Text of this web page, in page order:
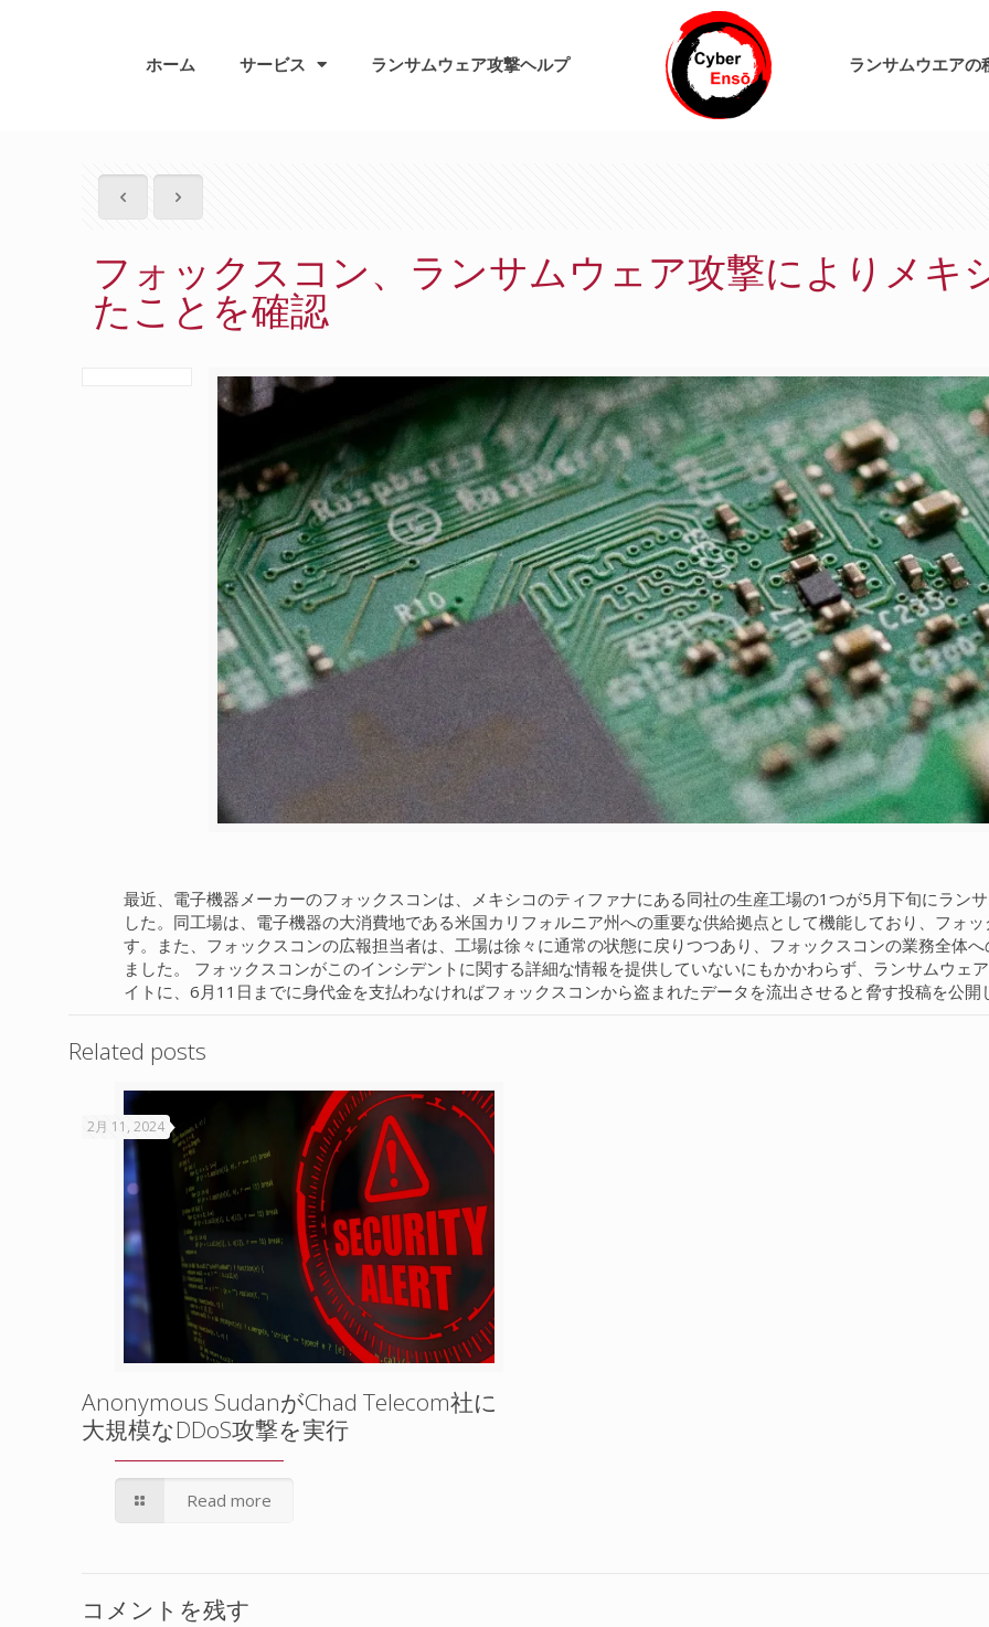
ホーム サービス ランサムウェア攻撃ヘルプ ランサムウエアの
フォックスコン、ランサムウェア攻撃によりメキ
たことを確認
最近、電子機器メーカーのフォックスコンは、メキシコのティファナにある同社の生産工場の1つが5月下旬にラン
した。同工場は、電子機器の大消費地である米国カリフォルニア州への重要な供給拠点として機能しており、フォ
す。また、フォックスコンの広報担当者は、工場は徐々に通常の状態に戻りつつあり、フォックスコンの業務全体
ました。 フォックスコンがこのインシデントに関する詳細な情報を提供していないにもかかわらず、ランサムウェ
イトに、6月11日までに身代金を支払わなければフォックスコンから盗まれたデータを流出させると脅す投稿を公
Related posts
2月 11, 2024
Anonymous SudanがChad Telecom社に
大規模なDDoS攻撃を実行
Read more
コメントを残す